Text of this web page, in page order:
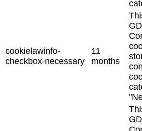
cookielawinfo-
checkbox-necessary
11
months